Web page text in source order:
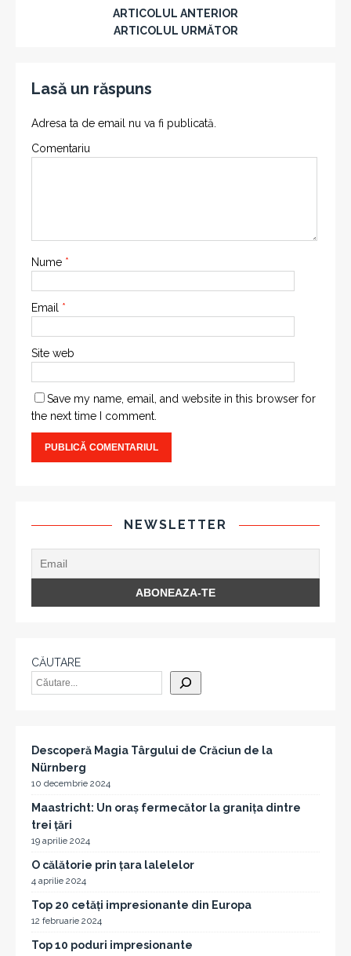
ARTICOLUL ANTERIOR
ARTICOLUL URMĂTOR
Lasă un răspuns
Adresa ta de email nu va fi publicată.
Comentariu
Nume *
Email *
Site web
Save my name, email, and website in this browser for
the next time I comment.
NEWSLETTER
CĂUTARE
Descoperă Magia Târgului de Crăciun de la
Nürnberg
10 decembrie 2024
Maastricht: Un oraș fermecător la granița dintre
trei țări
19 aprilie 2024
O călătorie prin țara lalelelor
4 aprilie 2024
Top 20 cetăți impresionante din Europa
12 februarie 2024
Top 10 poduri impresionante